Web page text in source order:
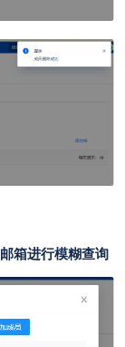
箱进行模糊查询